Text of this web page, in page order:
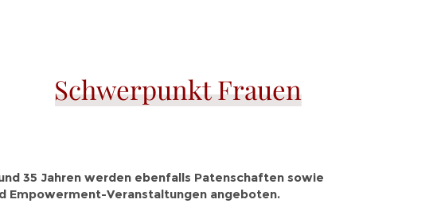
Schwerpunkt Frauen
35 Jahren werden ebenfalls Patenschaften sowie
Empowerment-Veranstaltungen angeboten.